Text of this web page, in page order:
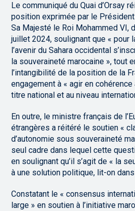
Le communiqué du Quai d’Orsay
position exprimée par le
Sa Majesté le Roi Mohammed VI,
juillet 2024, soulignant que « pour
l’avenir du Sahara occidental
la souveraineté marocaine », tout
l’intangibilité de la position de la
engagement à « agir en
titre national et au niveau
En outre, le ministre français de
étrangères a réitéré le soutien «
d’autonomie sous souveraineté
seul cadre dans lequel cette
en soulignant qu’il s’agit de « la
à une solution politique, lit-on
Constatant le « consensus
large » en soutien à l’initiative